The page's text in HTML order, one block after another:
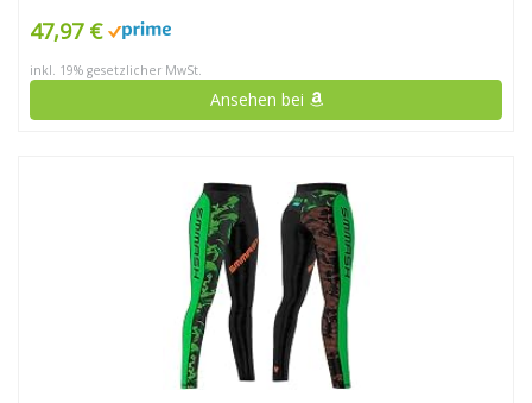
47,97 €
inkl. 19% gesetzlicher MwSt.
Ansehen bei